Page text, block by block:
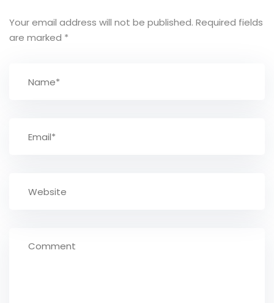
Your email address will not be published. Required fields
are marked *